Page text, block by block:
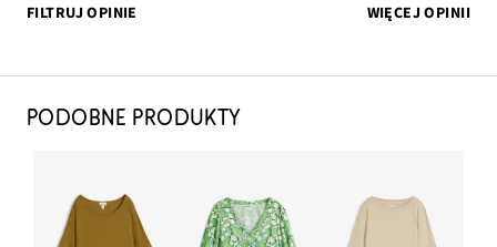
FILTRUJ OPINIE
WIĘCEJ OPINII
PODOBNE PRODUKTY